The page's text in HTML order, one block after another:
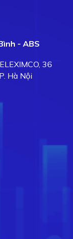
- ABS
36
Hà Nội